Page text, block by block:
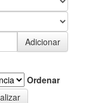
Ordenar